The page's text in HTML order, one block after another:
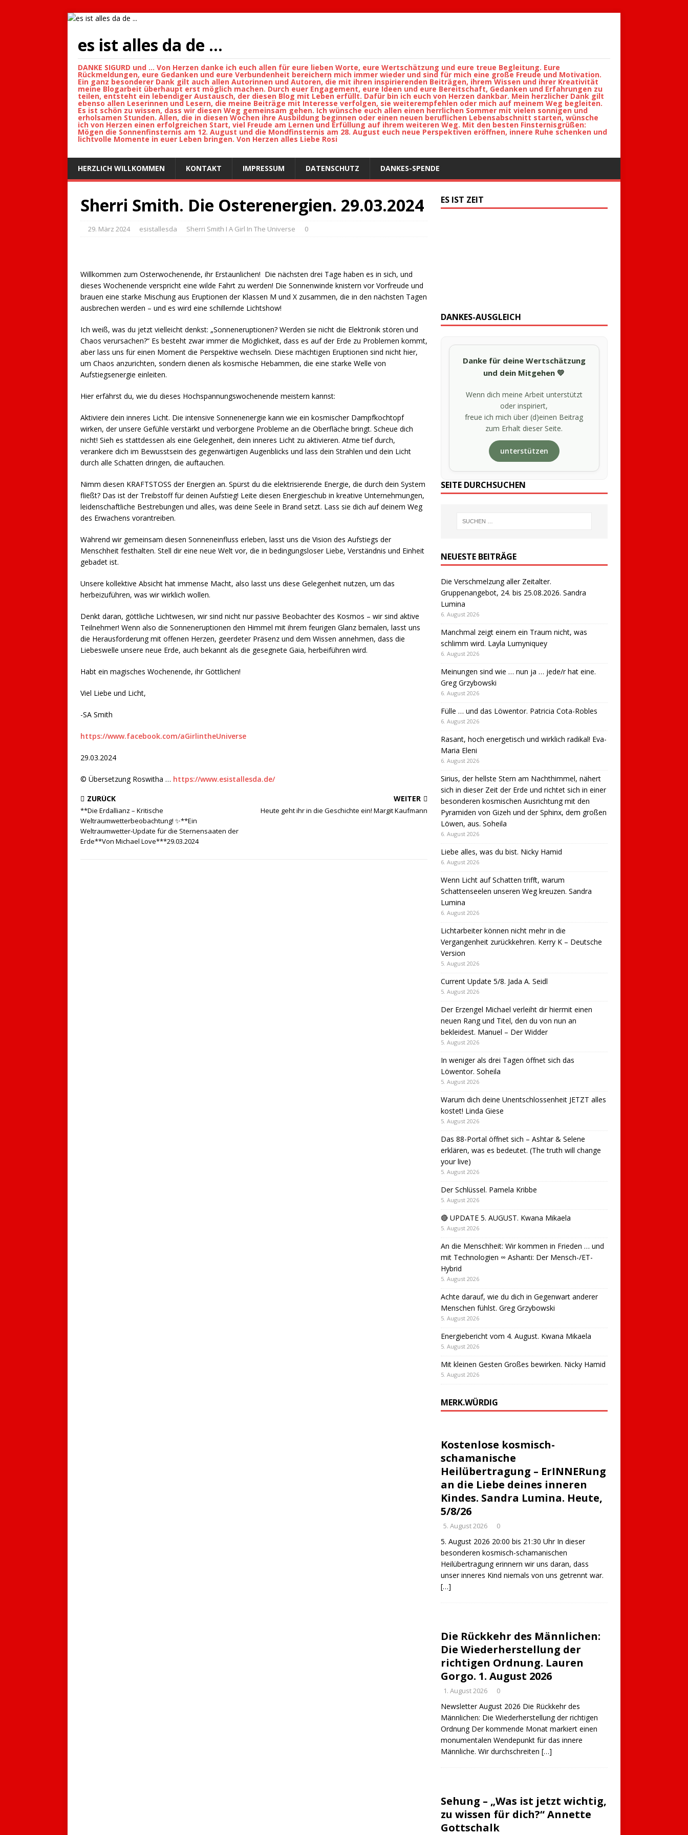
es ist alles da de ...
DANKE SIGURD und ... Von Herzen danke ich euch allen für eure lieben Worte, eure Wertschätzung und eure treue Begleitung. Eure
Rückmeldungen, eure Gedanken und eure Verbundenheit bereichern mich immer wieder und sind für mich eine große Freude und Motivation.
Ein ganz besonderer Dank gilt auch allen Autorinnen und Autoren, die mit ihren inspirierenden Beiträgen, ihrem Wissen und ihrer Kreativität
meine Blogarbeit überhaupt erst möglich machen. Durch euer Engagement, eure Ideen und eure Bereitschaft, Gedanken und Erfahrungen zu
teilen, entsteht ein lebendiger Austausch, der diesen Blog mit Leben erfüllt. Dafür bin ich euch von Herzen dankbar. Mein herzlicher Dank gilt
ebenso allen Leserinnen und Lesern, die meine Beiträge mit Interesse verfolgen, sie weiterempfehlen oder mich auf meinem Weg begleiten.
Es ist schön zu wissen, dass wir diesen Weg gemeinsam gehen. Ich wünsche euch allen einen herrlichen Sommer mit vielen sonnigen und
erholsamen Stunden. Allen, die in diesen Wochen ihre Ausbildung beginnen oder einen neuen beruflichen Lebensabschnitt starten, wünsche
ich von Herzen einen erfolgreichen Start, viel Freude am Lernen und Erfüllung auf ihrem weiteren Weg. Mit den besten Finsternisgrüßen:
Mögen die Sonnenfinsternis am 12. August und die Mondfinsternis am 28. August euch neue Perspektiven eröffnen, innere Ruhe schenken und
lichtvolle Momente in euer Leben bringen. Von Herzen alles Liebe Rosi
HERZLICH WILLKOMMEN KONTAKT IMPRESSUM DATENSCHUTZ DANKES-SPENDE
Sherri Smith. Die Osterenergien. 29.03.2024
29. März 2024 esistallesda Sherri Smith I A Girl In The Universe 0
Willkommen zum Osterwochenende, ihr Erstaunlichen! Die nächsten drei Tage haben es in sich, und
dieses Wochenende verspricht eine wilde Fahrt zu werden! Die Sonnenwinde knistern vor Vorfreude und
brauen eine starke Mischung aus Eruptionen der Klassen M und X zusammen, die in den nächsten Tagen
ausbrechen werden – und es wird eine schillernde Lichtshow!
Ich weiß, was du jetzt vielleicht denkst: „Sonneneruptionen? Werden sie nicht die Elektronik stören und
Chaos verursachen?“ Es besteht zwar immer die Möglichkeit, dass es auf der Erde zu Problemen kommt,
aber lass uns für einen Moment die Perspektive wechseln. Diese mächtigen Eruptionen sind nicht hier,
um Chaos anzurichten, sondern dienen als kosmische Hebammen, die eine starke Welle von
Aufstiegsenergie einleiten.
Hier erfährst du, wie du dieses Hochspannungswochenende meistern kannst:
Aktiviere dein inneres Licht. Die intensive Sonnenenergie kann wie ein kosmischer Dampfkochtopf
wirken, der unsere Gefühle verstärkt und verborgene Probleme an die Oberfläche bringt. Scheue dich
nicht! Sieh es stattdessen als eine Gelegenheit, dein inneres Licht zu aktivieren. Atme tief durch,
verankere dich im Bewusstsein des gegenwärtigen Augenblicks und lass dein Strahlen und dein Licht
durch alle Schatten dringen, die auftauchen.
Nimm diesen KRAFTSTOSS der Energien an. Spürst du die elektrisierende Energie, die durch dein System
fließt? Das ist der Treibstoff für deinen Aufstieg! Leite diesen Energieschub in kreative Unternehmungen,
leidenschaftliche Bestrebungen und alles, was deine Seele in Brand setzt. Lass sie dich auf deinem Weg
des Erwachens vorantreiben.
Während wir gemeinsam diesen Sonneneinfluss erleben, lasst uns die Vision des Aufstiegs der
Menschheit festhalten. Stell dir eine neue Welt vor, die in bedingungsloser Liebe, Verständnis und Einheit
gebadet ist.
Unsere kollektive Absicht hat immense Macht, also lasst uns diese Gelegenheit nutzen, um das
herbeizuführen, was wir wirklich wollen.
Denkt daran, göttliche Lichtwesen, wir sind nicht nur passive Beobachter des Kosmos – wir sind aktive
Teilnehmer! Wenn also die Sonneneruptionen den Himmel mit ihrem feurigen Glanz bemalen, lasst uns
die Herausforderung mit offenen Herzen, geerdeter Präsenz und dem Wissen annehmen, dass die
Liebeswelle unsere neue Erde, auch bekannt als die gesegnete Gaia, herbeiführen wird.
Habt ein magisches Wochenende, ihr Göttlichen!
Viel Liebe und Licht,
-SA Smith
https://www.facebook.com/aGirlintheUniverse
29.03.2024
© Übersetzung Roswitha … https://www.esistallesda.de/
ZURÜCK
**Die Erdallianz – Kritische
Weltraumwetterbeobachtung! ✨**Ein
Weltraumwetter-Update für die Sternensaaten der
Erde**Von Michael Love***29.03.2024
WEITER
Heute geht ihr in die Geschichte ein! Margit Kaufmann
ES IST ZEIT
DANKES-AUSGLEICH
Danke für deine Wertschätzung
und dein Mitgehen 💛
Wenn dich meine Arbeit unterstützt
oder inspiriert,
freue ich mich über (d)einen Beitrag
zum Erhalt dieser Seite.
unterstützen
SEITE DURCHSUCHEN
NEUESTE BEITRÄGE
Die Verschmelzung aller Zeitalter.
Gruppenangebot, 24. bis 25.08.2026. Sandra
Lumina
6. August 2026
Manchmal zeigt einem ein Traum nicht, was
schlimm wird. Layla Lumyniquey
6. August 2026
Meinungen sind wie … nun ja … jede/r hat eine.
Greg Grzybowski
6. August 2026
Fülle … und das Löwentor. Patricia Cota-Robles
6. August 2026
Rasant, hoch energetisch und wirklich radikal! Eva-
Maria Eleni
6. August 2026
Sirius, der hellste Stern am Nachthimmel, nähert
sich in dieser Zeit der Erde und richtet sich in einer
besonderen kosmischen Ausrichtung mit den
Pyramiden von Gizeh und der Sphinx, dem großen
Löwen, aus. Soheila
6. August 2026
Liebe alles, was du bist. Nicky Hamid
6. August 2026
Wenn Licht auf Schatten trifft, warum
Schattenseelen unseren Weg kreuzen. Sandra
Lumina
6. August 2026
Lichtarbeiter können nicht mehr in die
Vergangenheit zurückkehren. Kerry K – Deutsche
Version
5. August 2026
Current Update 5/8. Jada A. Seidl
5. August 2026
Der Erzengel Michael verleiht dir hiermit einen
neuen Rang und Titel, den du von nun an
bekleidest. Manuel – Der Widder
5. August 2026
In weniger als drei Tagen öffnet sich das
Löwentor. Soheila
5. August 2026
Warum dich deine Unentschlossenheit JETZT alles
kostet! Linda Giese
5. August 2026
Das 88-Portal öffnet sich – Ashtar & Selene
erklären, was es bedeutet. (The truth will change
your live)
5. August 2026
Der Schlüssel. Pamela Kribbe
5. August 2026
🔴 UPDATE 5. AUGUST. Kwana Mikaela
5. August 2026
An die Menschheit: Wir kommen in Frieden … und
mit Technologien ∞ Ashanti: Der Mensch-/ET-
Hybrid
5. August 2026
Achte darauf, wie du dich in Gegenwart anderer
Menschen fühlst. Greg Grzybowski
5. August 2026
Energiebericht vom 4. August. Kwana Mikaela
5. August 2026
Mit kleinen Gesten Großes bewirken. Nicky Hamid
5. August 2026
MERK.WÜRDIG
Kostenlose kosmisch-
schamanische
Heilübertragung – ErINNERung
an die Liebe deines inneren
Kindes. Sandra Lumina. Heute,
5/8/26
5. August 2026 0
5. August 2026 20:00 bis 21:30 Uhr In dieser
besonderen kosmisch-schamanischen
Heilübertragung erinnern wir uns daran, dass
unser inneres Kind niemals von uns getrennt war.
[…]
Die Rückkehr des Männlichen:
Die Wiederherstellung der
richtigen Ordnung. Lauren
Gorgo. 1. August 2026
1. August 2026 0
Newsletter August 2026 Die Rückkehr des
Männlichen: Die Wiederherstellung der richtigen
Ordnung Der kommende Monat markiert einen
monumentalen Wendepunkt für das innere
Männliche. Wir durchschreiten […]
Sehung – „Was ist jetzt wichtig,
zu wissen für dich?“ Annette
Gottschalk